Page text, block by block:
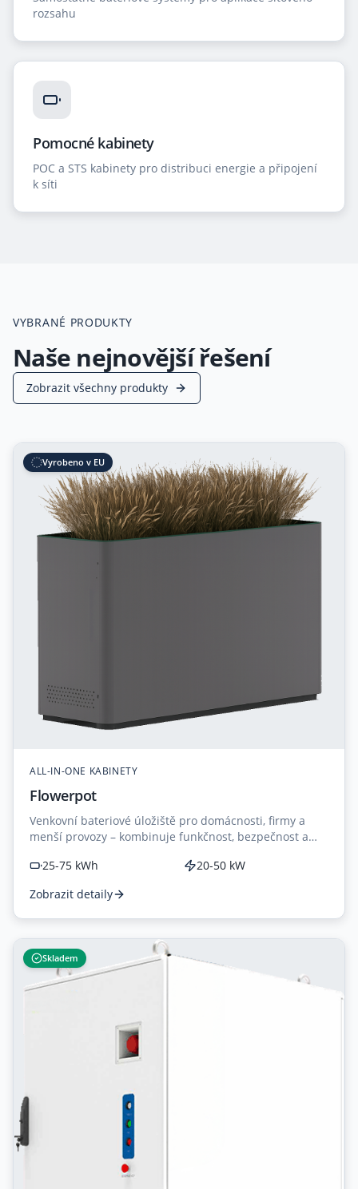
rozsahu
Pomocné kabinety
POC a STS kabinety pro distribuci energie a připojení
k síti
VYBRANÉ PRODUKTY
Naše nejnovější řešení
Zobrazit všechny produkty
Vyrobeno v EU
ALL-IN-ONE KABINETY
Flowerpot
Venkovní bateriové úložiště pro domácnosti, firmy a
menší provozy – kombinuje funkčnost, bezpečnost a
25-75 kWh
20-50 kW
Zobrazit detaily
Skladem